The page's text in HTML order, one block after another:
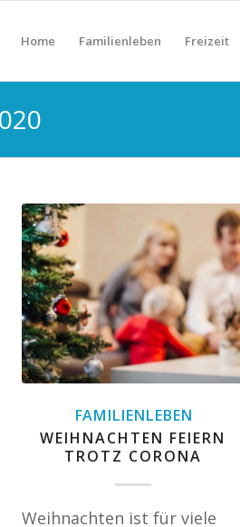
Home Familienleben Freizeit
FAMILIENLEBEN
WEIHNACHTEN FEIERN
TROTZ CORONA
Weihnachten ist für viele